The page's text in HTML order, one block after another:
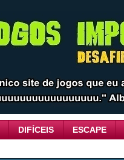
DIFÍCEIS ESCAPE